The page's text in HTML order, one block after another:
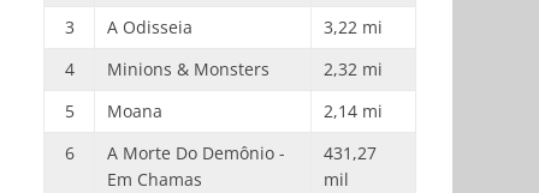
3 A Odisseia
3,22 mi
4
Minions & Monsters
2,32 mi
5
Moana
2,14 mi
6
A Morte Do Demônio -
Em Chamas
431,27
mil